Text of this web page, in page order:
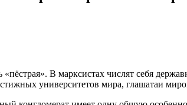
«пёстрая». В марксистах числят себя
университетов мира, глашатаи